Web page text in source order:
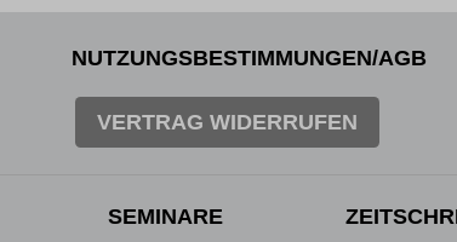
NUTZUNGSBESTIMMUNGEN/AGB
VERTRAG WIDERRUFEN
SEMINARE